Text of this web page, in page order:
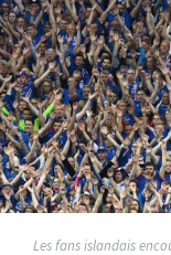
Les fans islandais